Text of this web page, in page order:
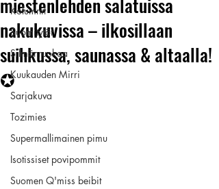
Kolumnit
Suomitytöt
Silmänruokaa
Kuukauden Mirri
Sarjakuva
Tozimies
Supermallimainen pimu
Isotissiset povipommit
Suomen Q'miss beibit
nakukuvissa – ilkosillaan
suihkussa, saunassa & altaalla!
✪